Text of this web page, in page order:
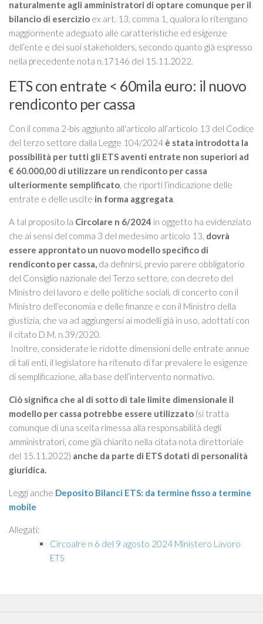
naturalmente agli amministratori di optare comunque per il
bilancio di esercizio ex art. 13, comma 1, qualora lo ritengano
maggiormente adeguato alle caratteristiche ed esigenze
dell’ente e dei suoi stakeholders, secondo quanto già espresso
nella precedente nota n.17146 del 15.11.2022.
ETS con entrate < 60mila euro: il nuovo
rendiconto per cassa
Con il comma 2-bis aggiunto all'articolo all’articolo 13 del Codice
del terzo settore dalla Legge 104/2024 è stata introdotta la
possibilità per tutti gli ETS aventi entrate non superiori ad
€ 60.000,00 di utilizzare un rendiconto per cassa
ulteriormente semplificato, che riporti l’indicazione delle
entrate e delle uscite in forma aggregata.
A tal proposito la Circolare n 6/2024 in oggetto ha evidenziato
che ai sensi del comma 3 del medesimo articolo 13, dovrà
essere approntato un nuovo modello specifico di
rendiconto per cassa, da definirsi, previo parere obbligatorio
del Consiglio nazionale del Terzo settore, con decreto del
Ministro del lavoro e delle politiche sociali, di concerto con il
Ministro dell’economia e delle finanze e con il Ministro della
giustizia, che va ad aggiungersi ai modelli già in uso, adottati con
il citato D.M. n.39/2020.
Inoltre, considerate le ridotte dimensioni delle entrate annue
di tali enti, il legislatore ha ritenuto di far prevalere le esigenze
di semplificazione, alla base dell’intervento normativo.
Ciò significa che al di sotto di tale limite dimensionale il
modello per cassa potrebbe essere utilizzato (si tratta
comunque di una scelta rimessa alla responsabilità degli
amministratori, come già chiarito nella citata nota direttoriale
del 15.11.2022) anche da parte di ETS dotati di personalità
giuridica.
Leggi anche Deposito Bilanci ETS: da termine fisso a termine
mobile
Allegati:
Circoalre n 6 del 9 agosto 2024 Ministero Lavoro
ETS